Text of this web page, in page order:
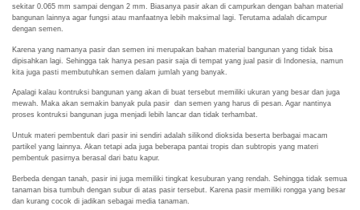
sekitar 0.065 mm sampai dengan 2 mm. Biasanya pasir akan di campurkan dengan bahan material
bangunan lainnya agar fungsi atau manfaatnya lebih maksimal lagi. Terutama adalah dicampur
dengan semen.
Karena yang namanya pasir dan semen ini merupakan bahan material bangunan yang tidak bisa
dipisahkan lagi. Sehingga tak hanya pesan pasir saja di tempat yang jual pasir di Indonesia, namun
kita juga pasti membutuhkan semen dalam jumlah yang banyak.
Apalagi kalau kontruksi bangunan yang akan di buat tersebut memiliki ukuran yang besar dan juga
mewah. Maka akan semakin banyak pula pasir dan semen yang harus di pesan. Agar nantinya
proses kontruksi bangunan juga menjadi lebih lancar dan tidak terhambat.
Untuk materi pembentuk dari pasir ini sendiri adalah silikond dioksida beserta berbagai macam
partikel yang lainnya. Akan tetapi ada juga beberapa pantai tropis dan subtropis yang materi
pembentuk pasirnya berasal dari batu kapur.
Berbeda dengan tanah, pasir ini juga memiliki tingkat kesuburan yang rendah. Sehingga tidak semua
tanaman bisa tumbuh dengan subur di atas pasir tersebut. Karena pasir memiliki rongga yang besar
dan kurang cocok di jadikan sebagai media tanaman.